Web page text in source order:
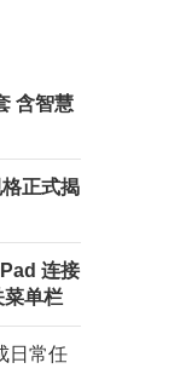
含智慧
正式揭
连接
菜单栏
日常任